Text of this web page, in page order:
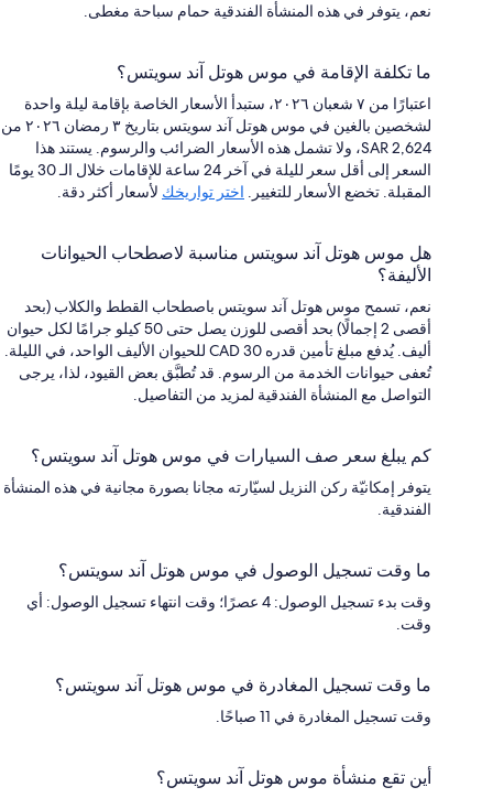
نعم، يتوفر في هذه المنشأة الفندقية حمام سباحة مغطى.
ما تكلفة الإقامة في موس هوتل آند سويتس؟
اعتبارًا من ٧ شعبان ٢٠٢٦، ستبدأ الأسعار الخاصة بإقامة ليلة واحدة
لشخصين بالغين في موس هوتل آند سويتس بتاريخ ٣ رمضان ٢٠٢٦ من
SAR 2,624، ولا تشمل هذه الأسعار الضرائب والرسوم. يستند هذا
السعر إلى أقل سعر لليلة في آخر 24 ساعة للإقامات خلال الـ 30 يومًا
المقبلة. تخضع الأسعار للتغيير. اختر تواريخك لأسعار أكثر دقة.
هل موس هوتل آند سويتس مناسبة لاصطحاب الحيوانات
الأليفة؟
نعم، تسمح موس هوتل آند سويتس باصطحاب القطط والكلاب (بحد
أقصى 2 إجمالًا) بحد أقصى للوزن يصل حتى 50 كيلو جرامًا لكل حيوان
أليف. يُدفع مبلغ تأمين قدره CAD 30 للحيوان الأليف الواحد، في الليلة.
تُعفى حيوانات الخدمة من الرسوم. قد تُطبَّق بعض القيود، لذا، يرجى
التواصل مع المنشأة الفندقية لمزيد من التفاصيل.
كم يبلغ سعر صف السيارات في موس هوتل آند سويتس؟
يتوفر إمكانيّة ركن النزيل لسيّارته مجانا بصورة مجانية في هذه المنشأة
الفندقية.
ما وقت تسجيل الوصول في موس هوتل آند سويتس؟
وقت بدء تسجيل الوصول: 4 عصرًا؛ وقت انتهاء تسجيل الوصول: أي
وقت.
ما وقت تسجيل المغادرة في موس هوتل آند سويتس؟
وقت تسجيل المغادرة في 11 صباحًا.
أين تقع منشأة موس هوتل آند سويتس؟